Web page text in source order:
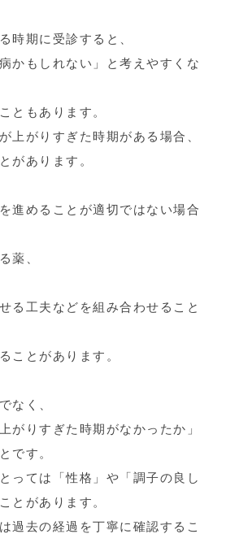
時期に受診すると、
かもしれない」と考えやすくな
ともあります。
上がりすぎた時期がある場合、
があります。
進めることが適切ではない場合
薬、
る工夫などを組み合わせること
ことがあります。
なく、
がりすぎた時期がなかったか」
です。
っては「性格」や「調子の良し
とがあります。
過去の経過を丁寧に確認するこ